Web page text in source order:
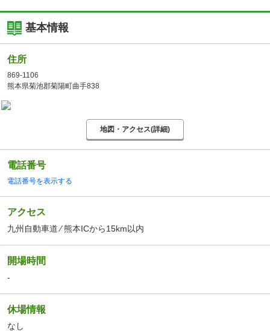
基本情報
住所
869-1106
熊本県菊池郡菊陽町曲手838
地図・アクセス(詳細)
電話番号
電話番号を表示する
アクセス
九州自動車道 ⁄ 熊本ICから15km以内
開場時間
-
休場情報
なし